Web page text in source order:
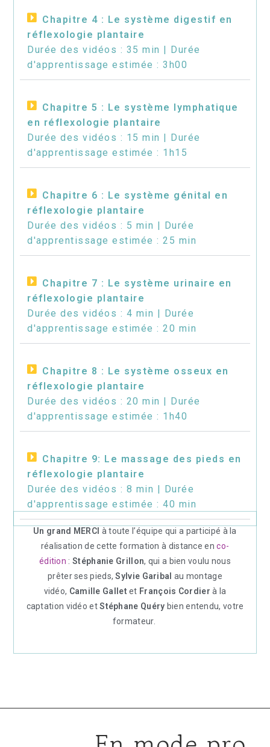
Chapitre 4 : Le système digestif en
réflexologie plantaire
Durée des vidéos : 35 min | Durée
d'apprentissage estimée : 3h00
Chapitre 5 : Le système lymphatique
en réflexologie plantaire
Durée des vidéos : 15 min | Durée
d'apprentissage estimée : 1h15
Chapitre 6 : Le système génital en
réflexologie plantaire
Durée des vidéos : 5 min | Durée
d'apprentissage estimée : 25 min
Chapitre 7 : Le système urinaire en
réflexologie plantaire
Durée des vidéos : 4 min | Durée
d'apprentissage estimée : 20 min
Chapitre 8 : Le système osseux en
réflexologie plantaire
Durée des vidéos : 20 min | Durée
d'apprentissage estimée : 1h40
Chapitre 9: Le massage des pieds en
réflexologie plantaire
Durée des vidéos : 8 min | Durée
d'apprentissage estimée : 40 min
Un grand MERCI à toute l’équipe qui a participé à la
réalisation de cette formation à distance enco-
édition : Stéphanie Grillon, qui a bien voulu nous
prêter ses pieds,Sylvie Garibal au montage
vidéo, Camille Gallet et François Cordier à la
captation vidéo etStéphane Quéry bien entendu, votre
formateur.